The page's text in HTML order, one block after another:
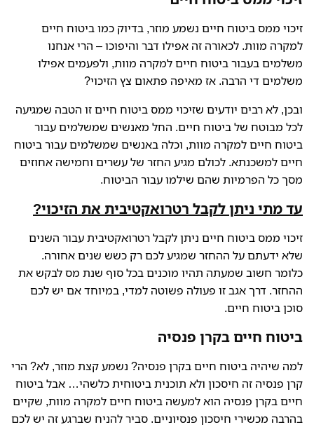
זיכוי ממס ביטוח חיים נשמע מוזר, בדיוק כמו ביטוח חיים
למקרה מוות. לכאורה זה אפילו דבר והיפוכו – הרי אנחנו
משלמים בעבור ביטוח חיים למקרה מוות, ולפעמים אפילו
משלמים די הרבה. אז מאיפה פתאום צץ הזיכוי?
ובכן, לא רבים יודעים שזיכוי ממס ביטוח חיים זו הטבה שמגיעה
לכל מבוטח של ביטוח חיים. החל מאנשים שמשלמים עבור
ביטוח חיים למקרה מוות, וכלה באנשים שמשלמים עבור ביטוח
חיים למשכנתא. לכולם מגיע החזר של עשרים וחמישה אחוזים
מסך כל הפרמיות שהם שילמו עבור הביטוח.
עד מתי ניתן לקבל רטרואקטיבית את הזיכוי?
זיכוי ממס ביטוח חיים ניתן לקבל רטרואקטיבית עבור השנים
שלא ידעתם על ההחזר שמגיע לכם רק כשש שנים אחורה.
כלומר חשוב שמעתה תהיו מוכנים בכל סוף שנת מס לבקש את
ההחזר. דרך אגב זו פעולה פשוטה למדי, במיוחד אם יש לכם
סוכן ביטוח חיים.
ביטוח חיים בקרן פנסיה
למה שיהיה ביטוח חיים בקרן פנסיה? נשמע קצת מוזר, לא? הרי
קרן פנסיה זה חיסכון ולא תוכנית ביטוחית כלשהי… אבל ביטוח
חיים בקרן פנסיה הוא למעשה ביטוח חיים למקרה מוות, שקיים
בהרבה מכשירי חיסכון פנסיוניים. סביר להניח שברגע זה יש לכם